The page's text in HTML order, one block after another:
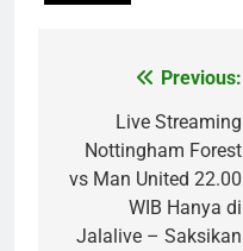
navigation
Previous:
Live Streaming
Nottingham Forest
vs Man United 22.00
WIB Hanya di
Jalalive – Saksikan